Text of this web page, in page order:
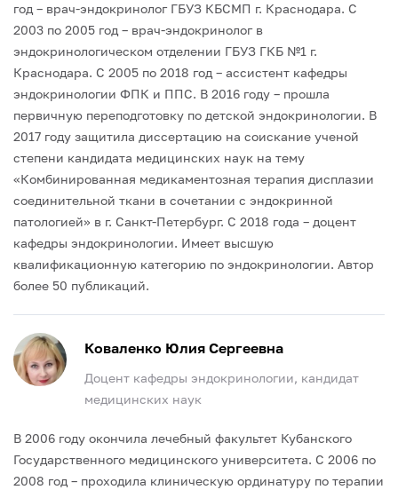
год – врач-эндокринолог ГБУЗ КБСМП г. Краснодара. С
2003 по 2005 год – врач-эндокринолог в
эндокринологическом отделении ГБУЗ ГКБ №1 г.
Краснодара. С 2005 по 2018 год – ассистент кафедры
эндокринологии ФПК и ППС. В 2016 году – прошла
первичную переподготовку по детской эндокринологии. В
2017 году защитила диссертацию на соискание ученой
степени кандидата медицинских наук на тему
«Комбинированная медикаментозная терапия дисплазии
соединительной ткани в сочетании с эндокринной
патологией» в г. Санкт-Петербург. С 2018 года – доцент
кафедры эндокринологии. Имеет высшую
квалификационную категорию по эндокринологии. Автор
более 50 публикаций.
Коваленко Юлия Сергеевна
Доцент кафедры эндокринологии, кандидат
медицинских наук
В 2006 году окончила лечебный факультет Кубанского
Государственного медицинского университета. С 2006 по
2008 год – проходила клиническую ординатуру по терапии